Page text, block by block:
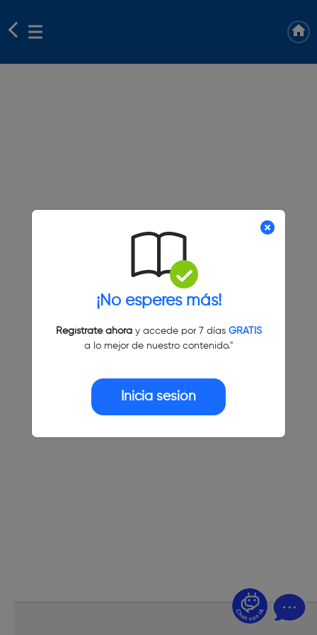
¡No esperes más!
Regístrate ahoray accede por 7 días GRATIS
a lo mejor de nuestro contenido."
Inicia sesión